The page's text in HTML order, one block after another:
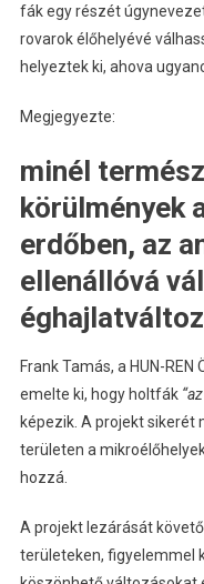
fák egy részét
rovarok élőhelyévé
helyeztek ki, ahova
Megjegyezte:
minél
körülmények
erdőben, az
ellenállóvá
Frank Tamás, a HUN-
emelte ki, hogy holtfák
képezik. A projekt sikerét
területen a
hozzá.
A projekt lezárását
területeken, figyelemmel